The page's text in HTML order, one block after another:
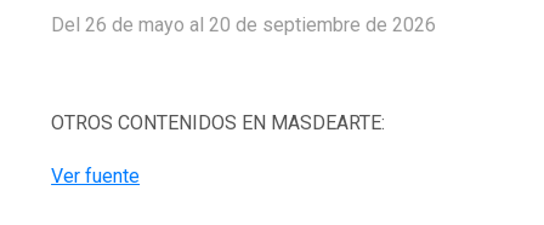
Del 26 de mayo al 20 de septiembre de 2026
OTROS CONTENIDOS EN MASDEARTE:
Ver fuente